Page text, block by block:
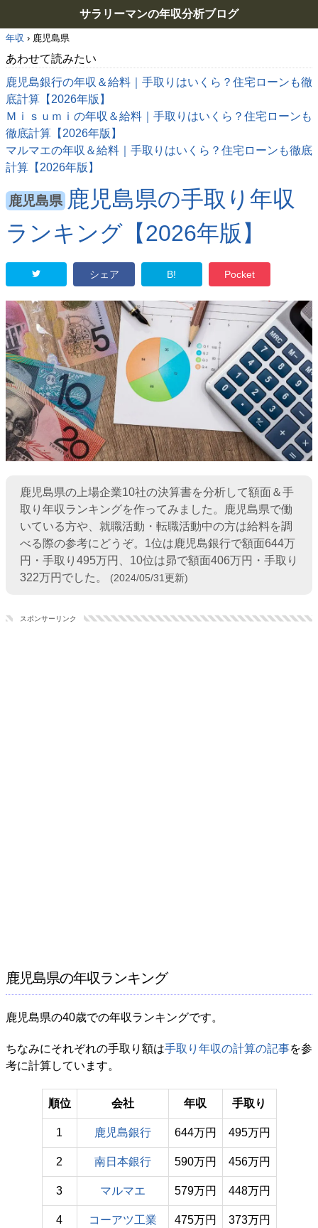
サラリーマンの年収分析ブログ
年収 › 鹿児島県
あわせて読みたい
鹿児島銀行の年収＆給料｜手取りはいくら？住宅ローンも徹
底計算【2026年版】
Ｍｉｓｕｍｉの年収＆給料｜手取りはいくら？住宅ローンも
徹底計算【2026年版】
マルマエの年収＆給料｜手取りはいくら？住宅ローンも徹底
計算【2026年版】
鹿児島県 鹿児島県の手取り年収
ランキング【2026年版】
シェア B! Pocket
鹿児島県の上場企業10社の決算書を分析して額面＆手
取り年収ランキングを作ってみました。鹿児島県で働
いている方や、就職活動・転職活動中の方は給料を調
べる際の参考にどうぞ。1位は鹿児島銀行で額面644万
円・手取り495万円、10位は昴で額面406万円・手取り
322万円でした。 (2024/05/31更新)
スポンサーリンク
鹿児島県の年収ランキング
鹿児島県の40歳での年収ランキングです。
ちなみにそれぞれの手取り額は手取り年収の計算の記事を参
考に計算しています。
順位 会社 年収 手取り
1 鹿児島銀行 644万円 495万円
2 南日本銀行 590万円 456万円
3 マルマエ 579万円 448万円
4 コーアツ工業 475万円 373万円